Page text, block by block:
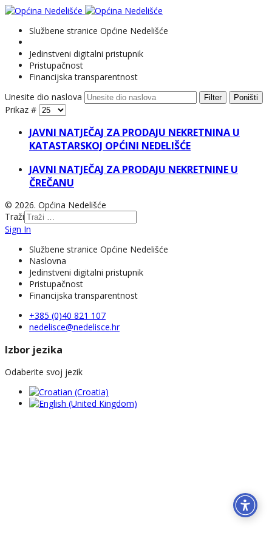
Službene stranice Općine Nedelišće
Jedinstveni digitalni pristupnik
Pristupačnost
Financijska transparentnost
Unesite dio naslova
Filter Poništi
Prikaz #
JAVNI NATJEČAJ ZA PRODAJU NEKRETNINA U
KATASTARSKOJ OPĆINI NEDELIŠĆE
JAVNI NATJEČAJ ZA PRODAJU NEKRETNINE U
ČREČANU
© 2026. Općina Nedelišće
Traži
Sign In
Službene stranice Općine Nedelišće
Naslovna
Jedinstveni digitalni pristupnik
Pristupačnost
Financijska transparentnost
+385 (0)40 821 107
nedelisce@nedelisce.hr
Izbor jezika
Odaberite svoj jezik